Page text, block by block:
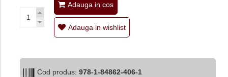
Adauga in cos
Adauga in wishlist
Cod produs: 978-1-84862-406-1